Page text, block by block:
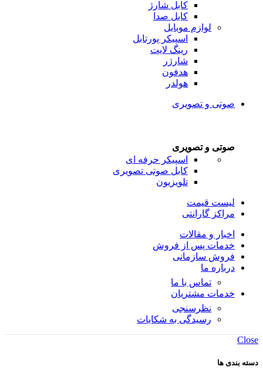
کابل شارژ
کابل صدا
لوازم موبایل
اسپیکر پورتابل
رینگ لایت
شارژر
هدفون
هولدر
صوتی و تصویری
صوتی و تصویری
اسپیکر حرفه ای
کابل صوتی تصویری
تلویزیون
لیست قیمت
مراکز گارانتی
اخبار و مقالات
خدمات پس از فروش
فروش سازمانی
درباره ما
تماس با ما
خدمات مشتریان
نظرسنجی
رسیدگی به شکایات
Close
دسته بندی ها